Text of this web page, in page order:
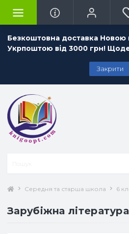
Безкоштовна доставка
Укрпоштою від 3000 грн!
Закрити
Середня та старша школа 6
Зарубіжна література